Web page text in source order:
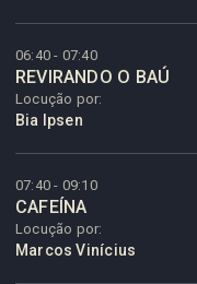
06:40 - 07:40
REVIRANDO O BAÚ
Locução por:
Bia Ipsen
07:40 - 09:10
CAFEÍNA
Locução por:
Marcos Vinícius